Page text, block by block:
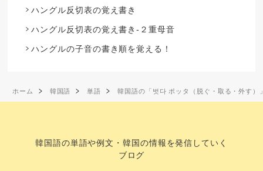
ハングル反切表の覚え書き
ハングル反切表の覚え書き-２重母音
ハングルの子音の書き順を覚える！
ホーム 韓国語 単語 韓国語の「벗다 ポッタ（脱ぐ・取る・外す）
韓国語の単語や例文・韓国の情報を発信していく
ブログ